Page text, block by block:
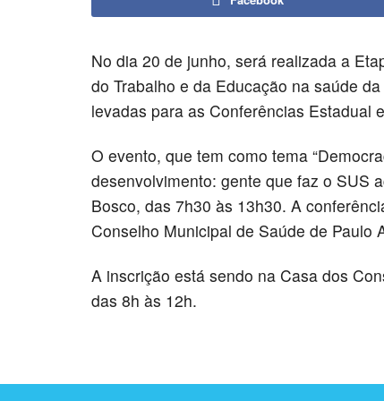
No dia 20 de junho, será realizada a
do Trabalho e da Educação na saúde
levadas para as Conferências Estadual
O evento, que tem como tema
desenvolvimento: gente que faz o SUS
Bosco, das 7h30 às 13h30. A
Conselho Municipal de Saúde de Paulo
A inscrição está sendo na Casa dos
das 8h às 12h.